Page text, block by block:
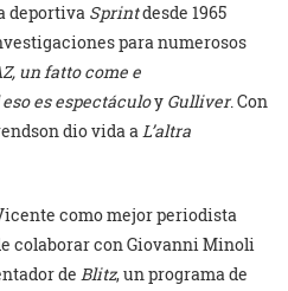
deportiva Sprintdesde 1965
para numerosos
un fatto come e
es espectáculoy Gulliver. Con
dio vida aL’altra
como mejor periodista
colaborar con Giovanni Minoli
de Blitz, un programa de